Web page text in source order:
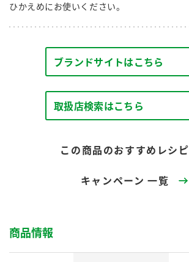
つゆ たれ
ふりかけ
ブランド・スペシャルサイト トップ
Fibee（ファイビー）
くらしプラ酢
カンタン酢
お酢ドリンク
鍋なび
納豆のサイト
企業情報
国内事業概要
ミツカングループについて
ミツカンの歴史
お客様相談センター
ひかえめにお使いください。
ブランドサイトはこちら
取扱店検索はこちら
この商品のおすすめレシピ
キャンペーン 一覧
商品情報